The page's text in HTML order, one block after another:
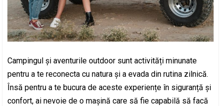
Campingul și aventurile outdoor sunt activități minunate
pentru a te reconecta cu natura și a evada din rutina zilnică.
Însă pentru a te bucura de aceste experiențe în siguranță și
confort, ai nevoie de o mașină care să fie capabilă să facă